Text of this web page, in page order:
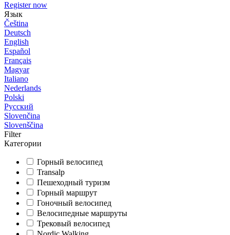
Register now
Язык
Čeština
Deutsch
English
Español
Français
Magyar
Italiano
Nederlands
Polski
Русский
Slovenčina
Slovenščina
Filter
Категории
Горный велосипед
Transalp
Пешеходный туризм
Горный маршрут
Гоночный велосипед
Велосипедные маршруты
Трековый велосипед